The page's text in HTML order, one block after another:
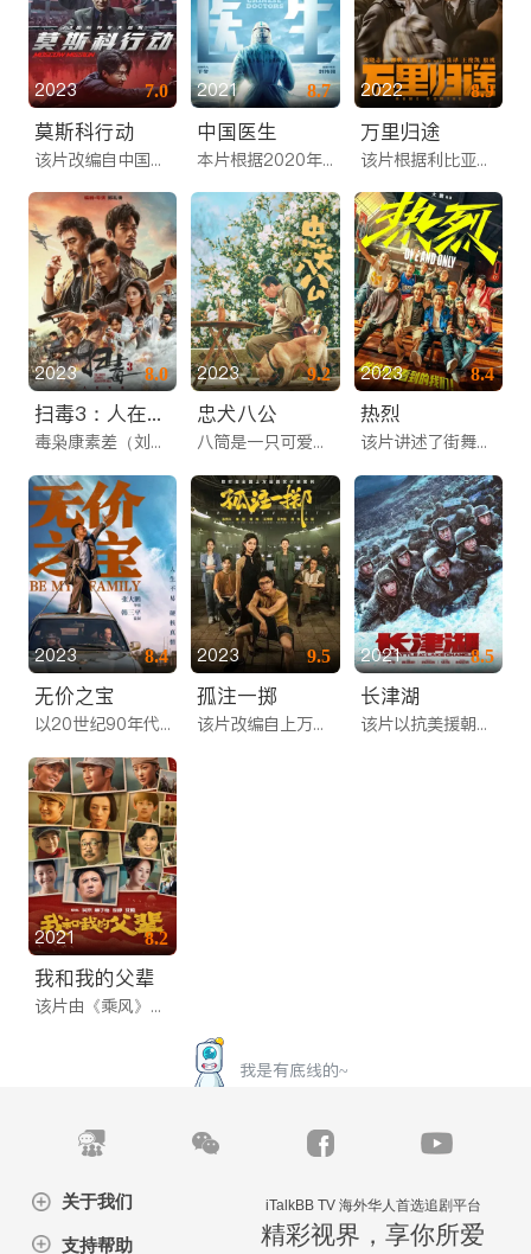
2023 7.0
莫斯科行动
该片改编自中国第一桩跨境追捕的真实案件，主要讲述20世纪90年代初，以苗青山为首的悍匪集团在K3列车上进行抢劫行凶，由崔振海带领的人民警察队伍乔装成商人深入莫斯科展开抓捕行动，历经层层挑战最终将犯罪分子绳之以法的故事。
2021 8.7
中国医生
本片根据2020年抗击新冠肺炎疫情真实事件改编。讲述中国各地的白衣逆行者在这场浩大战役中纷纷挺身而出、争分夺秒、浴血奋战在武汉前线，不顾自身安危守护国人生命安全的震撼故事。
2022 8.9
万里归途
该片根据利比亚撤侨真实事件改编，讲述了前外交官宗大伟受命前往该国协助成朗撤侨，在任务即将结束时，得知还有一批同胞被困，两人放弃回家机会，逆行进入战区，用经验和智慧成功带领同胞们踏上回家之路的故事。
2023 8.0
扫毒3：人在天涯
毒枭康素差（刘青云 饰）一直带着手下张建行（郭富城 饰）从事毒品交易，新加入的成员欧志远（古天乐 饰）也因一次意外与两人有了过命交情，三人情同手足。康素差在香港的贩毒生意被警方查处后带团队逃到金三角发展，却意外发现身边藏有卧底。此刻，是敌是友，一片茫然。
2023 9.2
忠犬八公
八筒是一只可爱的中华田园犬，在茫茫人海中遇到了命中注定的主人陈敬修，成为了陈家的一员。随着时间的推移，曾经美好的家已经不在，但八筒仍在原地等待，它的命运同它的家人紧紧地牵绊在一起。
2023 8.4
热烈
该片讲述了街舞老炮儿丁雷偶遇卖艺少年陈烁，忽悠他加入自己经营的舞团。舞团内高手如云，性格各异，与陈烁碰撞出不同的火花，笑料不断。陈烁热烈追梦，期待着上场的机会，却发现丁雷邀请他其实另有目的，丁雷和陈烁面对接二连三的沉重打击，通过自身努力最终逆风翻盘，以热烈的心态回击人生考验。
2023 8.4
无价之宝
以20世纪90年代的小镇为背景，讲述了石振邦和杨武这两个下岗工人本意追讨债款，却在与欠债人曼丽的女儿芊芊的日常相处中，逐渐产生感情，最终收养欠债人女儿，三个人自此命运紧密相连的故事。
2023 9.5
孤注一掷
该片改编自上万例真实案件，聚焦于当下屡禁不止的网络诈骗、网赌陷阱、招聘拐骗等跨国犯罪活动。影片讲述了程序员潘生和模特安娜被海外高薪招聘吸引，意外落入境外诈骗工厂的陷阱，两人想尽办法逃离的故事。
2021 8.5
长津湖
该片以抗美援朝战争第二次战役中的长津湖战役为背景，讲述了一段波澜壮阔的历史，在极寒严酷环境下，中国人民志愿军东线作战部队凭着钢铁意志和英勇无畏的战斗精神，扭转战场态势，为长津湖战役胜利作出重要贡献的故事。
2021 8.2
我和我的父辈
该片由《乘风》《诗》《鸭先知》《少年行》四个单元组成，以革命、建设、改革开放和新时代为历史坐标, 通过“家与国”的视角描写几代父辈的奋斗经历，讲述中国人的血脉相连和精神传承，再现中国人努力拼搏的时代记忆。
我是有底线的~